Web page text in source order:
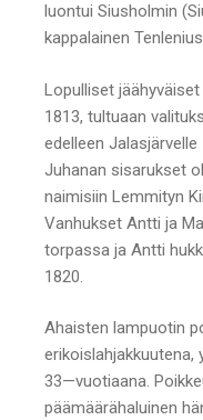
luontui Siusholmin
kappalainen
Lopulliset
1813, tultuaan
edelleen
Juhanan sisarukset
naimisiin Lemmityn
Vanhukset Antti ja
torpassa ja Antti
1820.
Ahaisten lampuotin
erikoislahjakkuutena,
33—vuotiaana.
päämäärähaluinen